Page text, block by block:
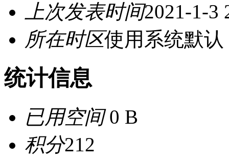
上次发表时间2021-1-3
所在时区使用系统默认
统计信息
已用空间0 B
积分212